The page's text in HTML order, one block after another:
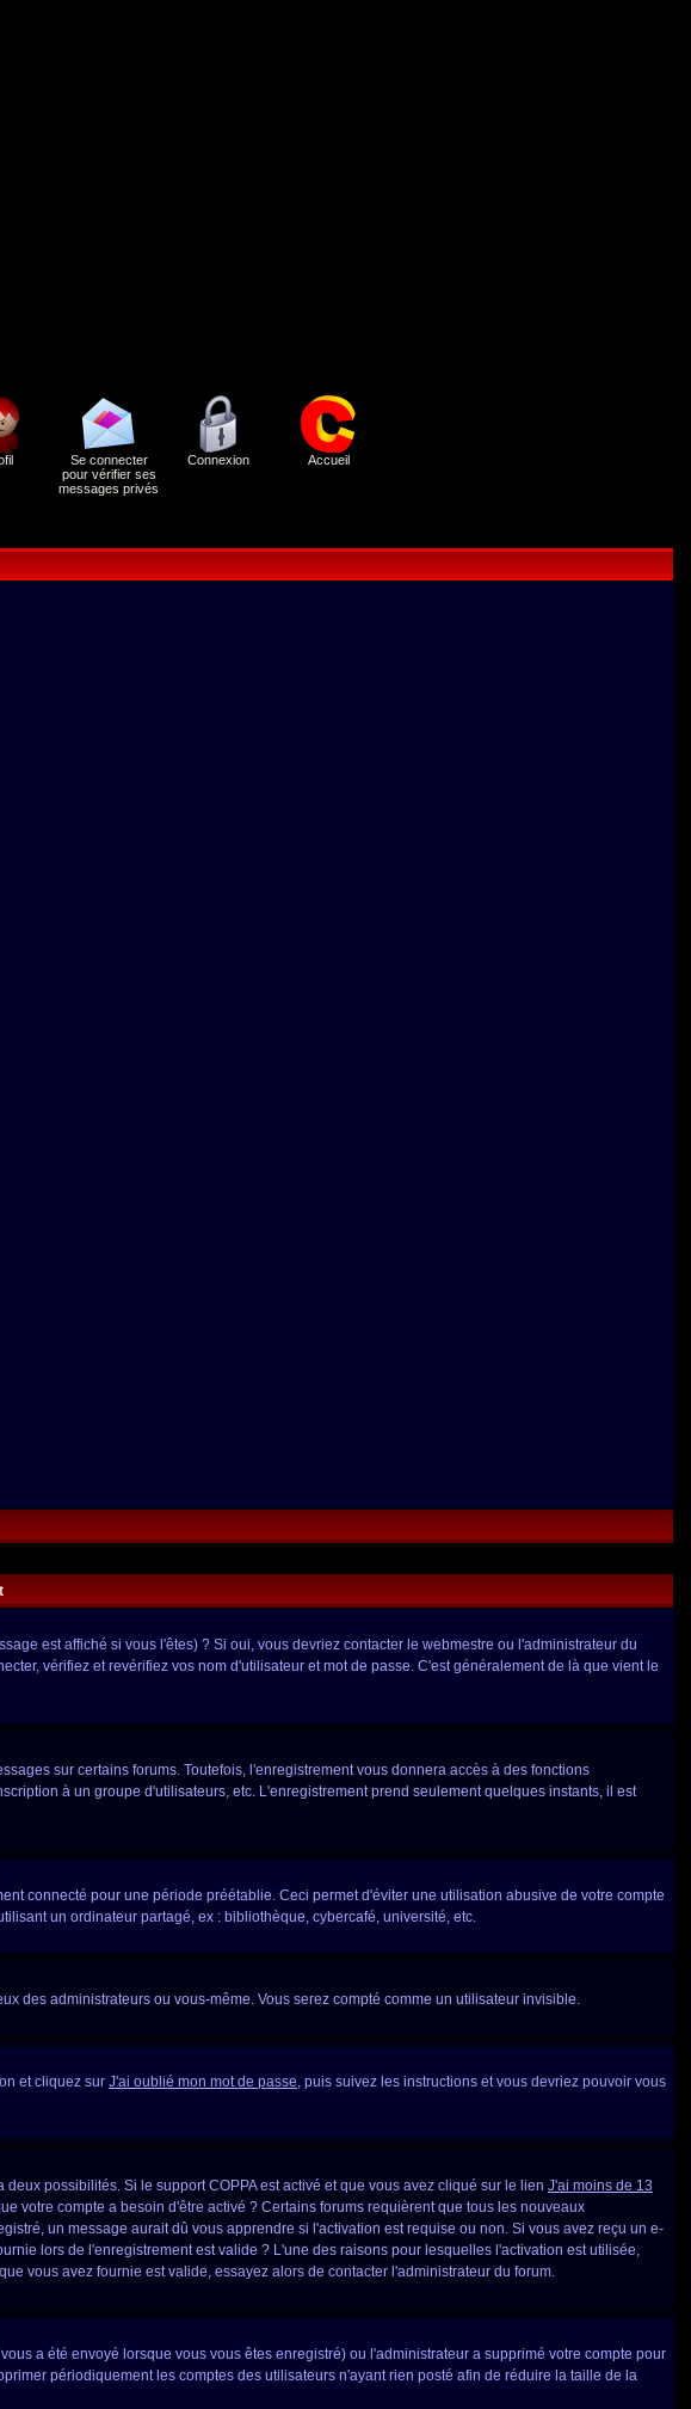
Se connecter
pour vérifier ses
messages privés
Connexion Accueil
est affiché si vous l'êtes) ? Si oui, vous devriez contacter le webmestre ou l'administrateur du
vérifiez et revérifiez vos nom d'utilisateur et mot de passe. C'est généralement de là que vient le
sur certains forums. Toutefois, l'enregistrement vous donnera accès à des fonctions
à un groupe d'utilisateurs, etc. L'enregistrement prend seulement quelques instants, il est
connecté pour une période préétablie. Ceci permet d'éviter une utilisation abusive de votre compte
un ordinateur partagé, ex : bibliothèque, cybercafé, université, etc.
des administrateurs ou vous-même. Vous serez compté comme un utilisateur invisible.
et cliquez sur J'ai oublié mon mot de passe, puis suivez les instructions et vous devriez pouvoir vous
possibilités. Si le support COPPA est activé et que vous avez cliqué sur le lien J'ai moins de 13
votre compte a besoin d'être activé ? Certains forums requièrent que tous les nouveaux
un message aurait dû vous apprendre si l'activation est requise ou non. Si vous avez reçu un e-
lors de l'enregistrement est valide ? L'une des raisons pour lesquelles l'activation est utilisée,
vous avez fournie est valide, essayez alors de contacter l'administrateur du forum.
a été envoyé lorsque vous vous êtes enregistré) ou l'administrateur a supprimé votre compte pour
périodiquement les comptes des utilisateurs n'ayant rien posté afin de réduire la taille de la